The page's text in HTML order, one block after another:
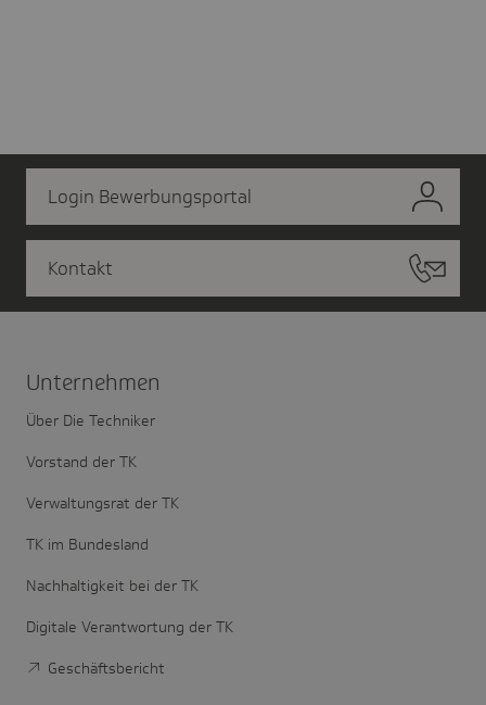
Login Bewerbungsportal
Kontakt
Unter­nehmen
Über Die Techniker
Vorstand der TK
Verwaltungsrat der TK
TK im Bundesland
Nachhaltigkeit bei der TK
Digitale Verantwortung der TK
Geschäftsbericht